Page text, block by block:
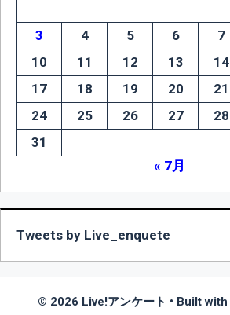
3
4 5 6 7
10
11 12 13 14
17
18 19 20 21
24
25 26 27 28
31
« 7月
Tweets by Live_enquete
© 2026 Live!アンケート • Built with